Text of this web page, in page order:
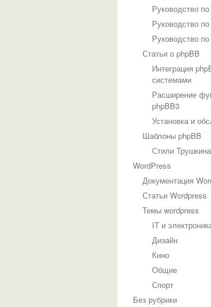
Руководство
Руководство
Руководство
Статьи о phpBB
Интеграция
системами
Расширение
phpBB3
Установка и
Шаблоны phpBB
Стили Трушкина
WordPress
Документация
Статьи Wordpress
Темы wordpress
IT и
Дизайн
Кино
Общие
Спорт
Без рубрики